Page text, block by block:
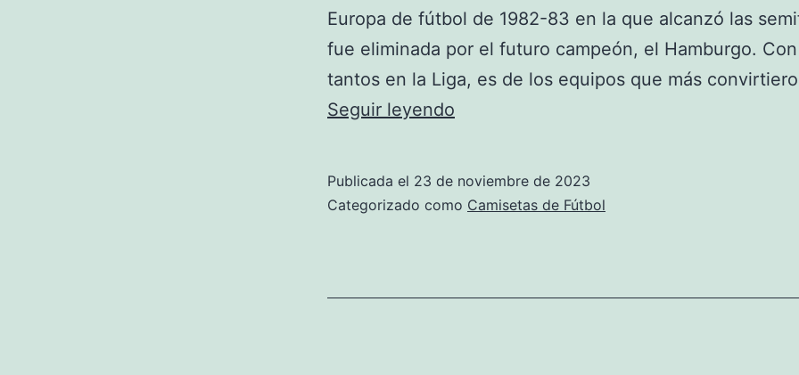
Europa de fútbol de 1982-83 en la que alcanzó las
fue eliminada por el futuro campeón, el Hamburgo.
tantos en la Liga, es de los equipos que más
Seguir leyendo
barcelona
Publicada el 23 de noviembre de 2023
Categorizado como Camisetas de Fútbol